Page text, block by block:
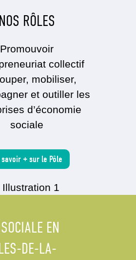
NOS RÔLES
Promouvoir
collectif
mobiliser,
et outiller les
d’économie
sociale
savoir + sur le Pôle
EN
DE-LA-